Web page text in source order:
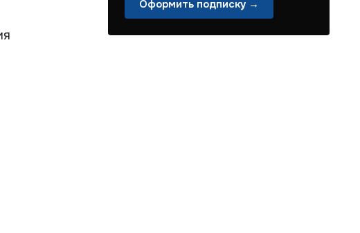
Оформить подписку →